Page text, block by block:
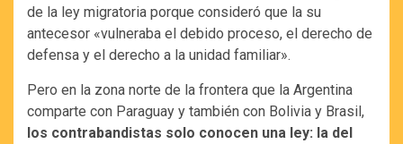
de la ley migratoria porque consideró que la su
antecesor «vulneraba el debido proceso, el derecho de
defensa y el derecho a la unidad familiar».
Pero en la zona norte de la frontera que la Argentina
comparte con Paraguay y también con Bolivia y Brasil,
los contrabandistas solo conocen una ley: la del